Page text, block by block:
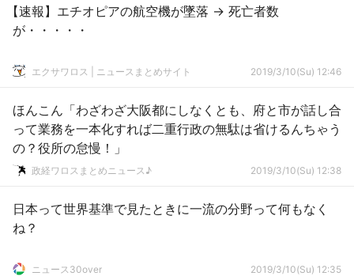
【速報】エチオピアの航空機が墜落 → 死亡者数
が・・・・・
エクサワロス | ニュースまとめサイト 2019/3/10(Su) 12:46
ほんこん「わざわざ大阪都にしなくとも、府と市が話し合
って業務を一本化すれば二重行政の無駄は省けるんちゃう
の？役所の怠慢！」
政経ワロスまとめニュース♪ 2019/3/10(Su) 12:38
日本って世界基準で見たときに一流の分野って何もなく
ね？
ニュース30over 2019/3/10(Su) 12:35